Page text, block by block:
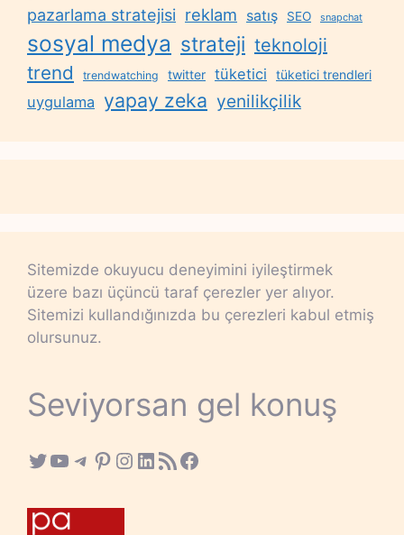
pazarlama stratejisi reklam satış SEO snapchat
sosyal medya strateji teknoloji
trend trendwatching twitter tüketici tüketici trendleri
uygulama yapay zeka yenilikçilik
Sitemizde okuyucu deneyimini iyileştirmek
üzere bazı üçüncü taraf çerezler yer alıyor.
Sitemizi kullandığınızda bu çerezleri kabul etmiş
olursunuz.
Seviyorsan gel konuş
Twitter
YouTube
Telegram
Pinterest
Instagram
LinkedIn
RSS FeedFacebook